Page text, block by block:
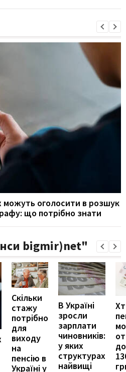
можуть оголосити в розшук
що потрібно знати
bigmir)net"
Скільки
стажу
потрібно
для
виходу
на
пенсію в
Україні у
В Україні
зросли
зарплати
чиновників:
у яких
структурах
найвищі